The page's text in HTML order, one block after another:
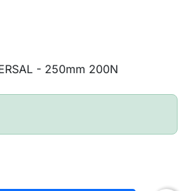
- 250mm 200N